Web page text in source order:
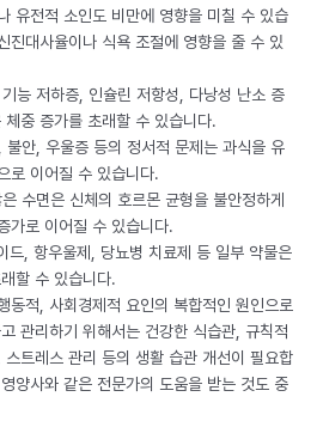
유전적 소인도 비만에 영향을 미칠 수 있습
진대사율이나 식욕 조절에 영향을 줄 수 있
능 저하증, 인슐린 저항성, 다낭성 난소 증
중 증가를 초래할 수 있습니다.
안, 우울증 등의 정서적 문제는 과식을 유
로 이어질 수 있습니다.
수면은 신체의 호르몬 균형을 불안정하게
가로 이어질 수 있습니다.
드, 항우울제, 당뇨병 치료제 등 일부 약물은
할 수 있습니다.
동적, 사회경제적 요인의 복합적인 원인으로
관리하기 위해서는 건강한 식습관, 규칙적
트레스 관리 등의 생활 습관 개선이 필요합
양사와 같은 전문가의 도움을 받는 것도 중